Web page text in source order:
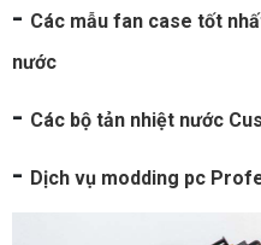
- Các mẫu fan case tốt
nước
- Các bộ tản nhiệt nước
- Dịch vụ modding pc